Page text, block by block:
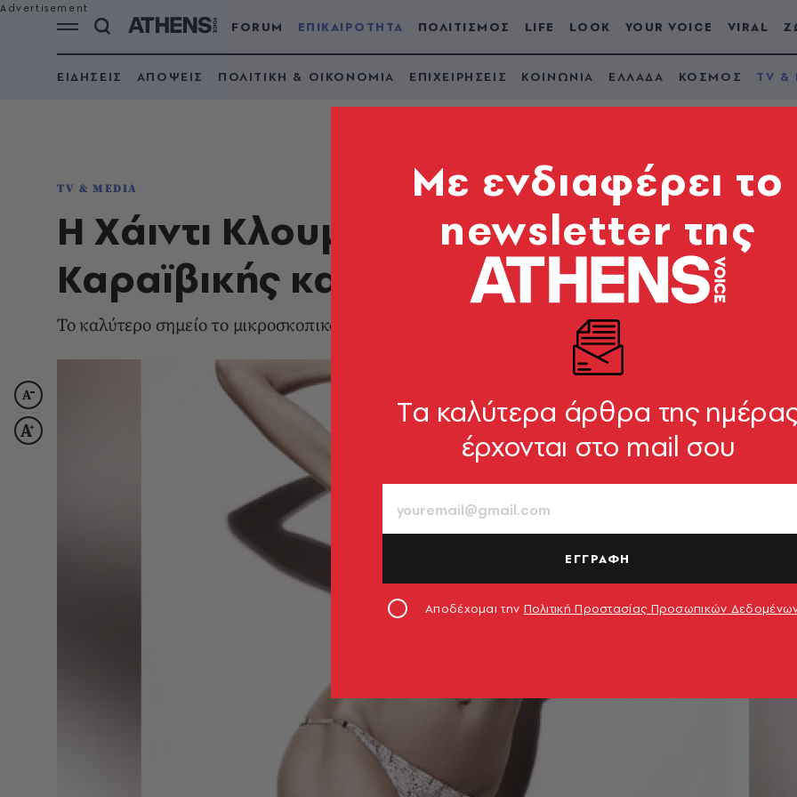
FORUM ΕΠΙΚΑΙΡΟΤΗΤΑ ΠΟΛΙΤΙΣΜΟΣ LIFE LOOK YOUR VOICE VIRAL
ΕΙΔΗΣΕΙΣ ΑΠΟΨΕΙΣ ΠΟΛΙΤΙΚΗ & ΟΙΚΟΝΟΜΙΑ ΕΠΙΧΕΙΡΗΣΕΙΣ ΚΟΙΝΩΝΙΑ ΕΛΛΑΔΑ ΚΟΣΜΟΣ TV &
TV & MEDIA
Η Χάιντι Κλουμ έπαιξε με τα κύματα
Καραϊβικής και χαρήκαμε με τη…
Το καλύτερο σημείο το μικροσκοπικό μπικίνι
Mε ενδιαφέρει το
newsletter της
Tα καλύτερα άρθρα της
έρχονται στο mail σου
ΕΓΓΡΑΦΗ
Αποδέχομαι την Πολιτική Προστασίας Προσωπικών